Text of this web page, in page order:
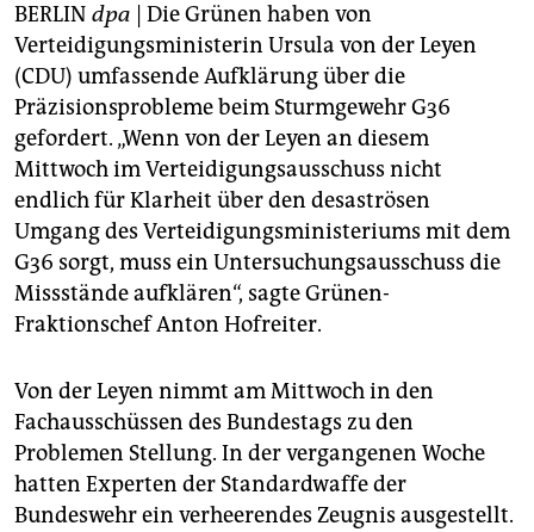
fragen & hilfe
unterstützen
abo
genossenschaft
epaper login
BERLIN dpa | Die Grünen haben von
Verteidigungsministerin Ursula von der Leyen
(CDU) umfassende Aufklärung über die
Präzisionsprobleme beim Sturmgewehr G36
gefordert. „Wenn von der Leyen an diesem
Mittwoch im Verteidigungsausschuss nicht
endlich für Klarheit über den desaströsen
Umgang des Verteidigungsministeriums mit dem
G36 sorgt, muss ein Untersuchungsausschuss die
Missstände aufklären“, sagte Grünen-
Fraktionschef Anton Hofreiter.
Von der Leyen nimmt am Mittwoch in den
Fachausschüssen des Bundestags zu den
Problemen Stellung. In der vergangenen Woche
hatten Experten der Standardwaffe der
Bundeswehr ein verheerendes Zeugnis ausgestellt.